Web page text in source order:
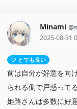
双葉と加西、紗良の
関わっている。なの
るように見えるね
彼女は他人に恋愛感
る相手から恋愛感情
Minami
2025-08-31
とても良い
前は自分が好意を向
られる側で戸惑って
姫路さんは多数に好